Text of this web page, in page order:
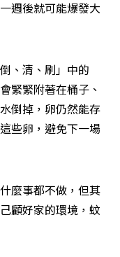
週後就可能爆發大
、清、刷」中的
緊緊附著在桶子、
倒掉，卵仍然能存
些卵，避免下一場
麼事都不做，但其
顧好家的環境，蚊